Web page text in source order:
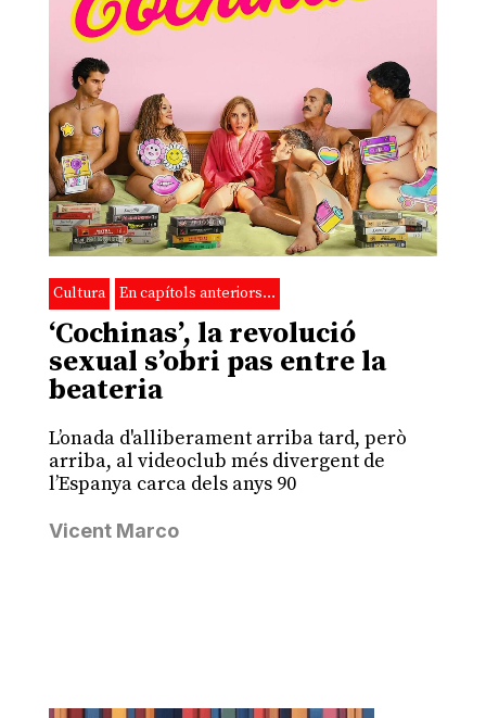
Cultura En capítols anteriors…
‘Cochinas’, la revolució
sexual s’obri pas entre la
beateria
L’onada d'alliberament arriba tard, però
arriba, al videoclub més divergent de
l’Espanya carca dels anys 90
Vicent Marco